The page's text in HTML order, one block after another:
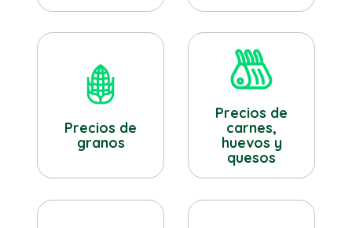
Precios de
granos
Precios de
carnes,
huevos y
quesos